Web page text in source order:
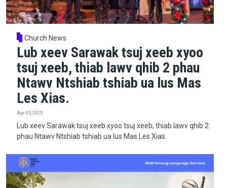
Church News
Lub xeev Sarawak tsuj xeeb xyoo
tsuj xeeb, thiab lawv qhib 2 phau
Ntawv Ntshiab tshiab ua lus Mas
Les Xias.
Apr 05, 2025
Lub xeev Sarawak tsuj xeeb xyoo tsuj xeeb, thiab lawv qhib 2
phau Ntawv Ntshiab tshiab ua lus Mas Les Xias.